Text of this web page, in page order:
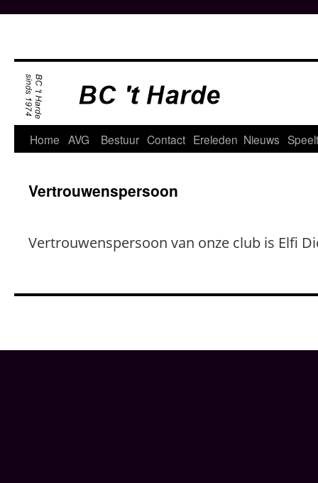
de
inhoud
Home AVG Bestuur Contact Ereleden Nieuws
Vertrouwenspersoon
Vertrouwenspersoon van onze club is Elfi